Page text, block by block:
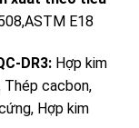
E18
DR3: Hợp kim
Thép cacbon,
Hợp kim